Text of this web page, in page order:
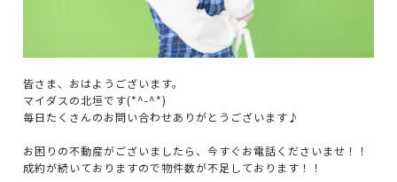
皆さま、おはようございます。
マイダスの北垣です(*^-^*)
毎日たくさんのお問い合わせありがとうございます♪
お困りの不動産がございましたら、今すぐお電話くださいませ！！
成約が続いておりますので物件数が不足しております！！